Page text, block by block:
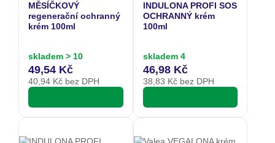
MĚSÍČKOVÝ
regenerační ochranný
krém 100ml
skladem > 10
49,54 Kč
40,94 Kč bez DPH
INDULONA PROFI SOS
OCHRANNÝ krém
100ml
skladem 4
46,98 Kč
38,83 Kč bez DPH